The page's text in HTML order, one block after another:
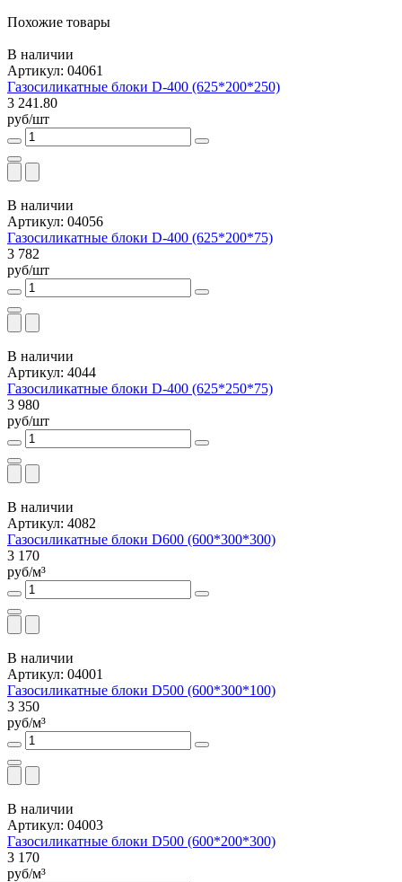
Похожие товары
В наличии
Артикул: 04061
Газосиликатные блоки D-400 (625*200*250)
3 241.80
руб/шт
В наличии
Артикул: 04056
Газосиликатные блоки D-400 (625*200*75)
3 782
руб/шт
В наличии
Артикул: 4044
Газосиликатные блоки D-400 (625*250*75)
3 980
руб/шт
В наличии
Артикул: 4082
Газосиликатные блоки D600 (600*300*300)
3 170
руб/м³
В наличии
Артикул: 04001
Газосиликатные блоки D500 (600*300*100)
3 350
руб/м³
В наличии
Артикул: 04003
Газосиликатные блоки D500 (600*200*300)
3 170
руб/м³